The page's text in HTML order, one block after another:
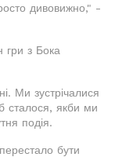
дивовижно," -
гри з Бока
Ми зустрічалися
сталося, якби ми
подія.
бути